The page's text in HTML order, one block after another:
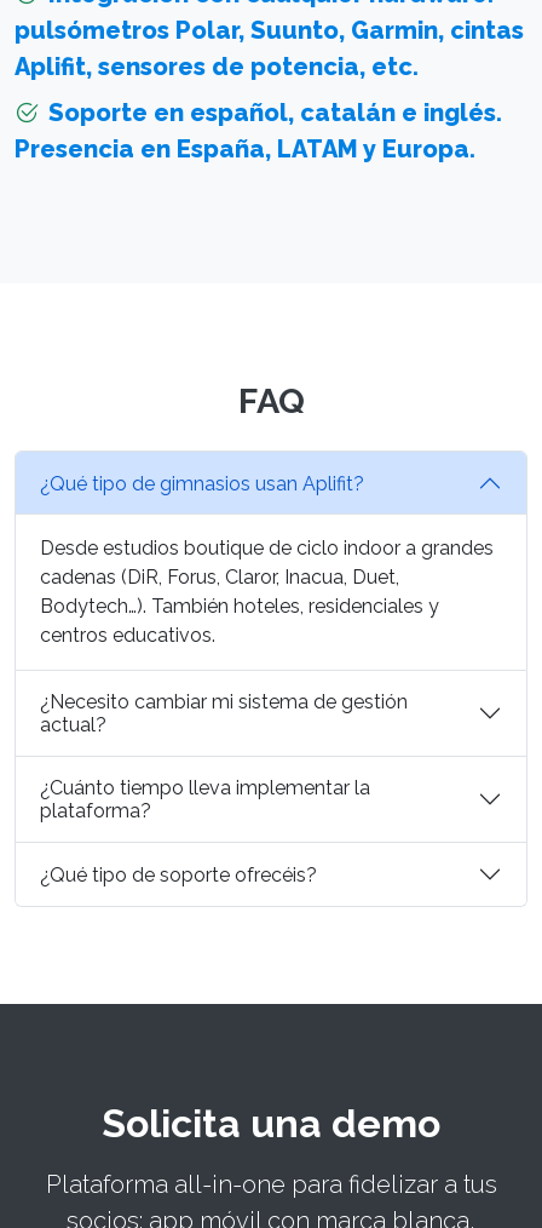
pulsómetros Polar, Suunto, Garmin, cintas
Aplifit, sensores de potencia, etc.
Soporte en español, catalán e inglés.
Presencia en España, LATAM y Europa.
FAQ
¿Qué tipo de gimnasios usan Aplifit?
Desde estudios boutique de ciclo indoor a grandes
cadenas (DiR, Forus, Claror, Inacua, Duet,
Bodytech…). También hoteles, residenciales y
centros educativos.
¿Necesito cambiar mi sistema de gestión
actual?
¿Cuánto tiempo lleva implementar la
plataforma?
¿Qué tipo de soporte ofrecéis?
Solicita una demo
Plataforma all-in-one para fidelizar a tus
socios: app móvil con marca blanca,